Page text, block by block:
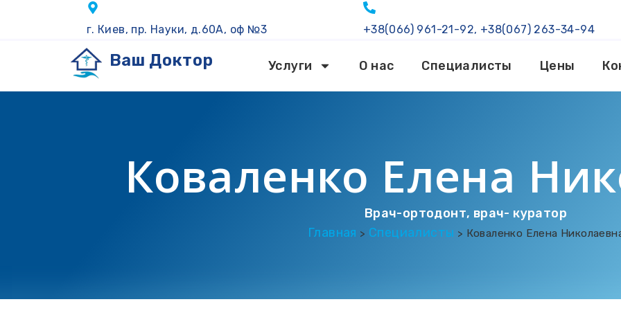
г. Киев, пр. Науки, д.60А, оф №3 +38(066) 961-21-92, +38(067) 263-34-94
Ваш Доктор Услуги О нас Специалисты Цены
Коваленко Елена
Врач-ортодонт, врач- куратор
Главная > Специалисты > Коваленко Елена